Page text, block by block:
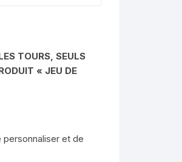
TOURS, SEULS
« JEU DE
personnaliser et de